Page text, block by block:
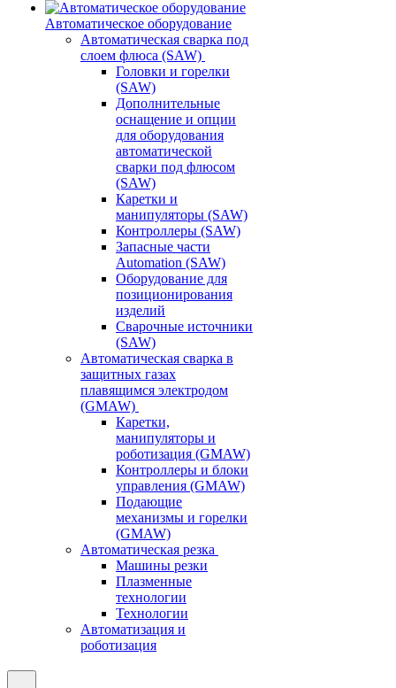
Автоматическое оборудование
Автоматическая сварка под
слоем флюса (SAW)
Головки и горелки
(SAW)
Дополнительные
оснащение и опции
для оборудования
автоматической
сварки под флюсом
(SAW)
Каретки и
манипуляторы (SAW)
Контроллеры (SAW)
Запасные части
Automation (SAW)
Оборудование для
позиционирования
изделий
Сварочные источники
(SAW)
Автоматическая сварка в
защитных газах
плавящимся электродом
(GMAW)
Каретки,
манипуляторы и
роботизация (GMAW)
Контроллеры и блоки
управления (GMAW)
Подающие
механизмы и горелки
(GMAW)
Автоматическая резка
Машины резки
Плазменные
технологии
Технологии
Автоматизация и
роботизация